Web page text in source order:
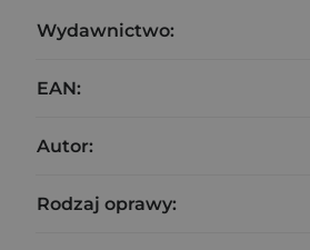
Wydawnictwo:
EAN:
Autor:
Rodzaj oprawy: